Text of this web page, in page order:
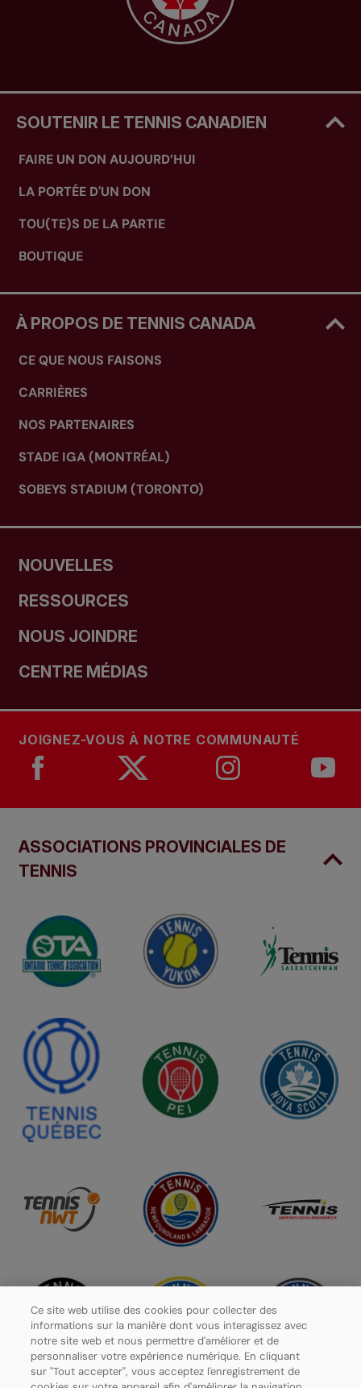
SOUTENIR LE TENNIS CANADIEN
FAIRE UN DON AUJOURD’HUI
LA PORTÉE D'UN DON
TOU(TE)S DE LA PARTIE
BOUTIQUE
À PROPOS DE TENNIS CANADA
CE QUE NOUS FAISONS
CARRIÈRES
NOS PARTENAIRES
STADE IGA (MONTRÉAL)
SOBEYS STADIUM (TORONTO)
NOUVELLES
RESSOURCES
NOUS JOINDRE
CENTRE MÉDIAS
JOIGNEZ-VOUS À NOTRE COMMUNAUTÉ
ASSOCIATIONS PROVINCIALES DE
TENNIS
Ce site web utilise des cookies pour collecter des
informations sur la manière dont vous interagissez avec
notre site web et nous permettre d'améliorer et de
personnaliser votre expérience numérique. En cliquant
sur "Tout accepter", vous acceptez l'enregistrement de